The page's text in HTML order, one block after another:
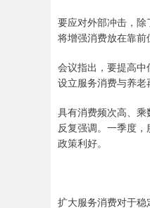
要应对外部冲击，
将增强消费放在靠前
会议指出，要提高
设立服务消费与养老
具有消费频次高、
反复强调。一季度
政策利好。
扩大服务消费对于